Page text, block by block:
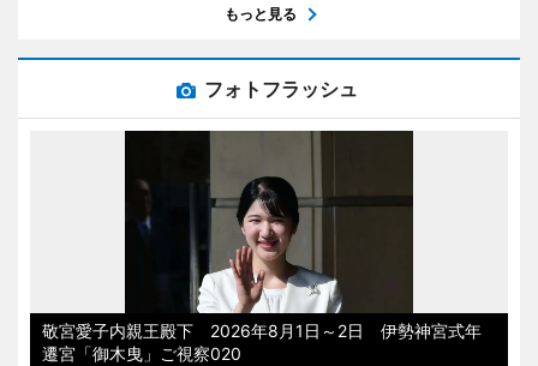
もっと見る
フォトフラッシュ
敬宮愛子内親王殿下 2026年8月1日～2日 伊勢神宮式年
遷宮「御木曳」ご視察020